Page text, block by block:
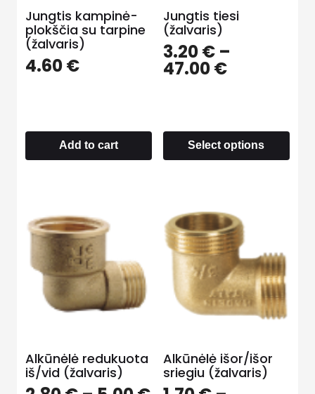
Jungtis kampinė-
plokščia su tarpine
(žalvaris)
4.60€
Add to cart
Jungtis tiesi
(žalvaris)
3.20€–
47.00€
Select options
Alkūnėlė redukuota
iš/vid (žalvaris)
Alkūnėlė išor/išor
sriegiu (žalvaris)